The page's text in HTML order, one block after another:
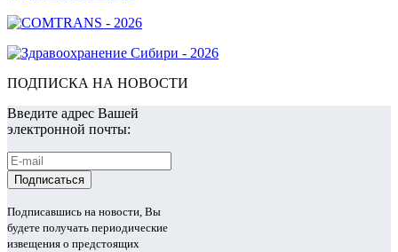
ПОДПИСКА НА НОВОСТИ
Введите адрес Вашей
электронной почты:
Подписавшись на новости, Вы
будете получать периодические
извещения о предстоящих